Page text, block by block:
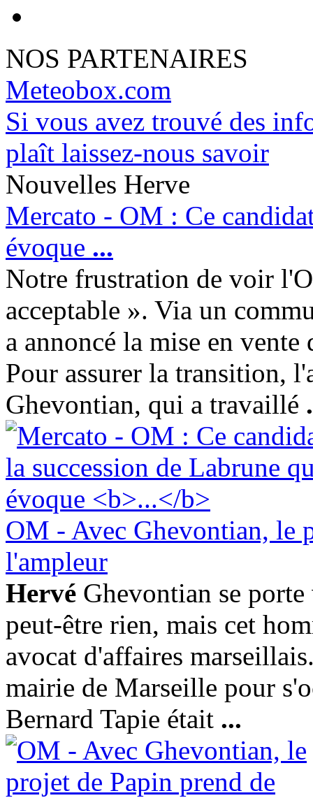
NOS PARTENAIRES
Meteobox.com
Si vous avez trouvé des
plaît laissez-nous savoir
Nouvelles Herve
Mercato - OM : Ce
évoque ...
Notre frustration de voir
acceptable ». Via un
a annoncé la mise en
Pour assurer la transition,
Ghevontian, qui a travaillé
OM - Avec Ghevontian, le
l'ampleur
Hervé Ghevontian se
peut-être rien, mais cet
avocat d'affaires
mairie de Marseille pour
Bernard Tapie était ...